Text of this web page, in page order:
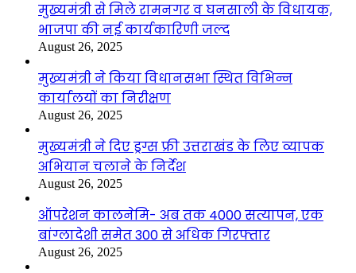
मुख्यमंत्री से मिले रामनगर व घनसाली के विधायक,
भाजपा की नई कार्यकारिणी जल्द
August 26, 2025
मुख्यमंत्री ने किया विधानसभा स्थित विभिन्न
कार्यालयों का निरीक्षण
August 26, 2025
मुख्यमंत्री ने दिए ड्रग्स फ्री उत्तराखंड के लिए व्यापक
अभियान चलाने के निर्देश
August 26, 2025
ऑपरेशन कालनेमि- अब तक 4000 सत्यापन, एक
बांग्लादेशी समेत 300 से अधिक गिरफ्तार
August 26, 2025